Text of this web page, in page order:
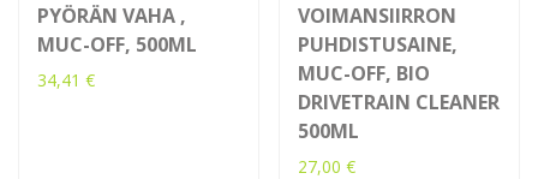
PYÖRÄN VAHA ,
MUC-OFF, 500ML
34,41 €
VOIMANSIIRRON
PUHDISTUSAINE,
MUC-OFF, BIO
DRIVETRAIN CLEANER
500ML
27,00€